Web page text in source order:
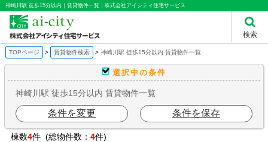
神崎川駅 徒歩15分以内｜賃貸物件一覧｜株式会社アイシティ住宅サービス
検索
TOPページ 賃貸物件検索 神崎川駅 徒歩15分以内 賃貸物件一覧
選択中の条件
神崎川駅 徒歩15分以内 賃貸物件一覧
条件を変更 条件を保存
棟数4件 (総物件数： 4件)